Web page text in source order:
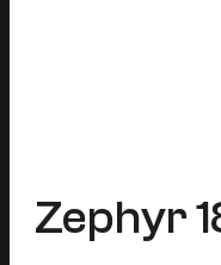
Zephyr